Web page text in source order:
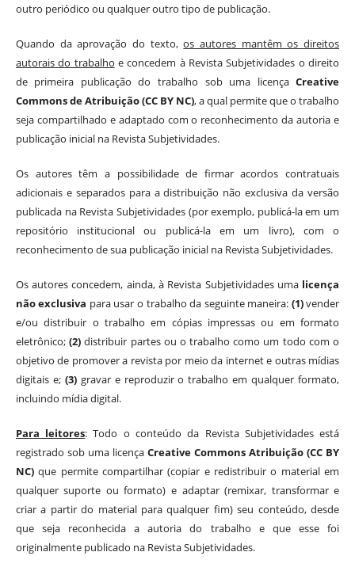
outro periódico ou qualquer outro tipo de publicação.
Quando da aprovação do texto,os autores mantêm os direitos
autorais do trabalho e concedem à Revista Subjetividades o direito
de primeira publicação do trabalho sob uma licençaCreative
Commons de Atribuição (CC BY NC), a qual permite que o trabalho
seja compartilhado e adaptado com o reconhecimento da autoria e
publicação inicial na Revista Subjetividades.
Os autores têm a possibilidade de firmar acordos contratuais
adicionais e separados para a distribuição não exclusiva da versão
publicada na Revista Subjetividades (por exemplo, publicá-la em um
repositório institucional ou publicá-la em um livro), com o
reconhecimento de sua publicação inicial na Revista Subjetividades.
Os autores concedem, ainda, à Revista Subjetividades uma licença
não exclusiva para usar o trabalho da seguinte maneira: (1)vender
e/ou distribuir o trabalho em cópias impressas ou em formato
eletrônico;(2) distribuir partes ou o trabalho como um todo com o
objetivo de promover a revista por meio da internet e outras mídias
digitais e; (3)gravar e reproduzir o trabalho em qualquer formato,
incluindo mídia digital.
Para leitores: Todo o conteúdo da Revista Subjetividades está
registrado sob uma licença Creative Commons Atribuição (CC BY
NC)que permite compartilhar (copiar e redistribuir o material em
qualquer suporte ou formato) e adaptar (remixar, transformar e
criar a partir do material para qualquer fim) seu conteúdo, desde
que seja reconhecida a autoria do trabalho e que esse foi
originalmente publicado na Revista Subjetividades.